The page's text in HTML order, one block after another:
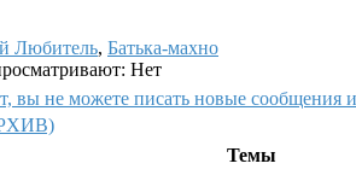
Любитель, Батька-махно
Нет
Темы